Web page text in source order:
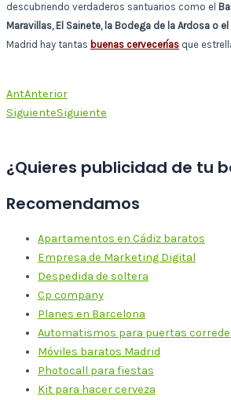
descubriendo verdaderos santuarios como el
Maravillas, El Sainete, la Bodega de la Ardosa o el
Madrid hay tantas buenas cervecerías que
AntAnterior
SiguienteSiguiente
¿Quieres publicidad de tu
Recomendamos
Apartamentos en Cádiz baratos
Empresa de Marketing Digital
Despedida de soltera
Cp company
Planes en Barcelona
Automatismos para puertas
Móviles baratos Madrid
Photocall para fiestas
Kit para hacer cerveza